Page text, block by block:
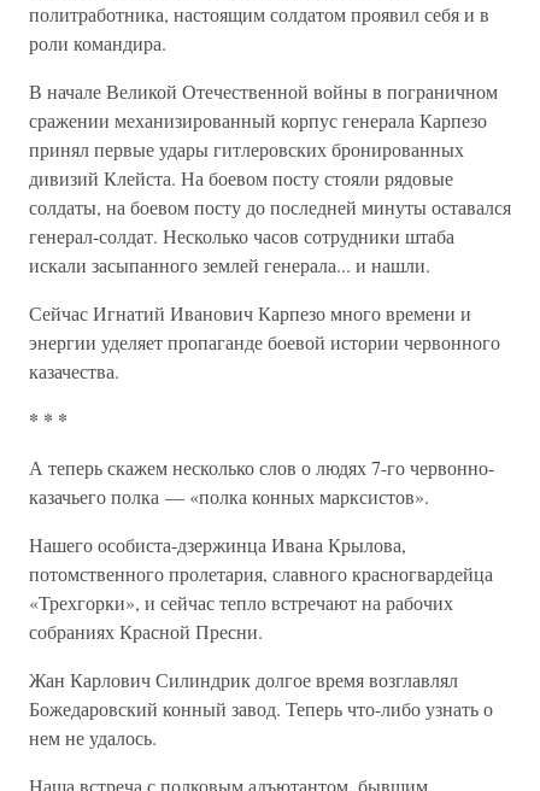
политработника, настоящим солдатом проявил себя и в
роли командира.
В начале Великой Отечественной войны в пограничном
сражении механизированный корпус генерала Карпезо
принял первые удары гитлеровских бронированных
дивизий Клейста. На боевом посту стояли рядовые
солдаты, на боевом посту до последней минуты оставался
генерал-солдат. Несколько часов сотрудники штаба
искали засыпанного землей генерала... и нашли.
Сейчас Игнатий Иванович Карпезо много времени и
энергии уделяет пропаганде боевой истории червонного
казачества.
* * *
А теперь скажем несколько слов о людях 7-го червонно-
казачьего полка — «полка конных марксистов».
Нашего особиста-дзержинца Ивана Крылова,
потомственного пролетария, славного красногвардейца
«Трехгорки», и сейчас тепло встречают на рабочих
собраниях Красной Пресни.
Жан Карлович Силиндрик долгое время возглавлял
Божедаровский конный завод. Теперь что-либо узнать о
нем не удалось.
Наша встреча с полковым адъютантом, бывшим